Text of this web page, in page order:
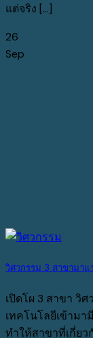
แต่จริง [...]
26
Sep
วิศวกรรม 3 สาขามาแ
เปิดโผ 3 สาขา วิ
เทคโนโลยีเข้าม
ทำให้สาขาที่เกี่ยว